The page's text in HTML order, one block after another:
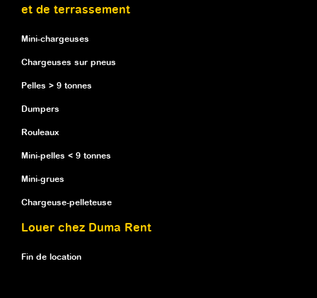
et de terrassement
Mini-chargeuses
Chargeuses sur pneus
Pelles > 9 tonnes
Dumpers
Rouleaux
Mini-pelles < 9 tonnes
Mini-grues
Chargeuse-pelleteuse
Louer chez Duma Rent
Fin de location